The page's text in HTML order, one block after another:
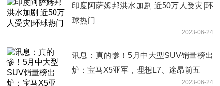
印度阿萨姆邦洪水加剧 近50万人受灾|环
球热门
2023-06-24
讯息：真的惨！5月中大型SUV销量榜出
炉：宝马X5亚军，理想L7、途昂前五
2023-06-24